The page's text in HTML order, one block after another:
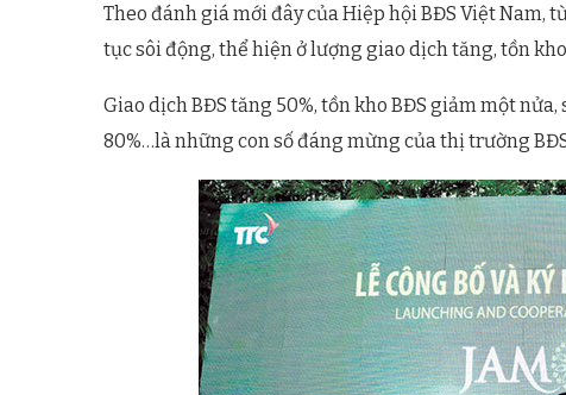
Theo đánh giá mới đây của Hiệp hội BĐS Việt Nam,
tục sôi động, thể hiện ở lượng giao dịch tăng, tồn
Giao dịch BĐS tăng 50%, tồn kho BĐS giảm một
80%…là những con số đáng mừng của thị trường